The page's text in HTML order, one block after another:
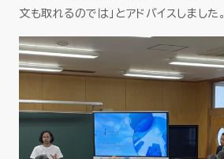
文も取れるのでは」とアドバイスしました。